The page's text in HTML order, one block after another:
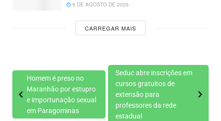
6 DE AGOSTO DE 2026
CARREGAR MAIS
Homem é preso no
Maranhão por estupro
e importunação sexual
em Paragominas
Seduc abre inscrições em
cursos gratuitos de
extensão para
professores da rede
estadual